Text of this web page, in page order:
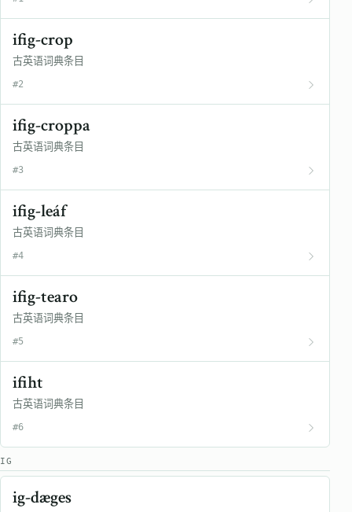
ifig-crop
古英语词典条目
#2
ifig-croppa
古英语词典条目
#3
ifig-leáf
古英语词典条目
#4
ifig-tearo
古英语词典条目
#5
ifiht
古英语词典条目
#6
IG
ig-dæges